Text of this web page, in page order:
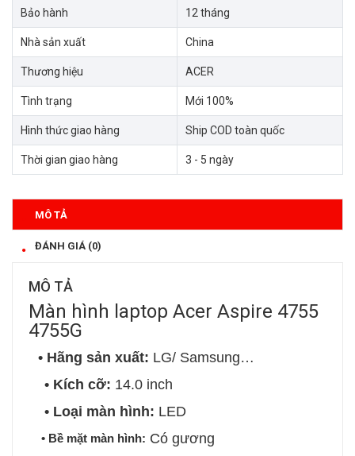
Bảo hành 12 tháng
Nhà sản xuất China
Thương hiệu ACER
Tình trạng Mới 100%
Hình thức giao hàng Ship COD toàn quốc
Thời gian giao hàng 3 - 5 ngày
MÔ TẢ
ĐÁNH GIÁ (0)
MÔ TẢ
Màn hình laptop Acer Aspire 4755
4755G
• Hãng sản xuất: LG/ Samsung…
• Kích cỡ: 14.0 inch
• Loại màn hình: LED
• Bề mặt màn hình: Có gương